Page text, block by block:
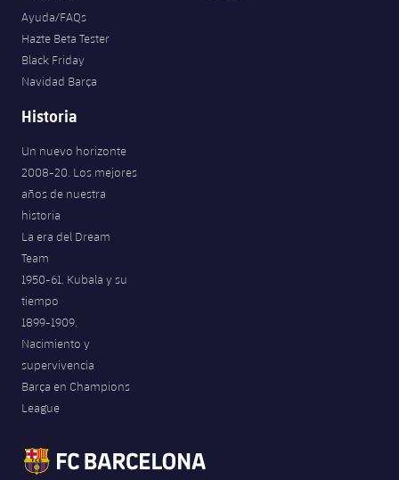
Ayuda/FAQs
Hazte Beta Tester
Black Friday
Navidad Barça
Historia
Un nuevo horizonte
2008-20. Los mejores
años de nuestra
historia
La era del Dream
Team
1950-61. Kubala y su
tiempo
1899-1909.
Nacimiento y
supervivencia
Barça en Champions
League